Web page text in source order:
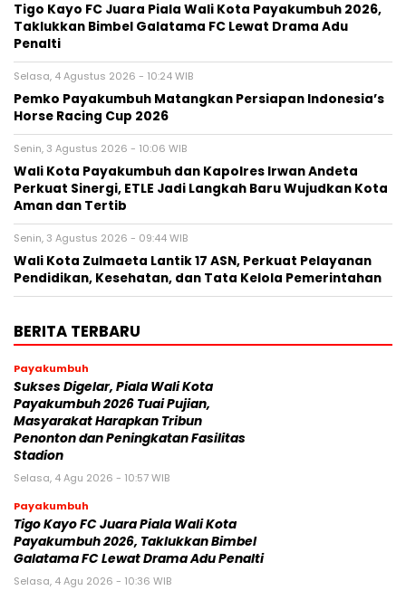
Tigo Kayo FC Juara Piala Wali Kota Payakumbuh 2026,
Taklukkan Bimbel Galatama FC Lewat Drama Adu
Penalti
Selasa, 4 Agustus 2026 - 10:24 WIB
Pemko Payakumbuh Matangkan Persiapan Indonesia’s
Horse Racing Cup 2026
Senin, 3 Agustus 2026 - 10:06 WIB
Wali Kota Payakumbuh dan Kapolres Irwan Andeta
Perkuat Sinergi, ETLE Jadi Langkah Baru Wujudkan Kota
Aman dan Tertib
Senin, 3 Agustus 2026 - 09:44 WIB
Wali Kota Zulmaeta Lantik 17 ASN, Perkuat Pelayanan
Pendidikan, Kesehatan, dan Tata Kelola Pemerintahan
BERITA TERBARU
Payakumbuh
Sukses Digelar, Piala Wali Kota
Payakumbuh 2026 Tuai Pujian,
Masyarakat Harapkan Tribun
Penonton dan Peningkatan Fasilitas
Stadion
Selasa, 4 Agu 2026 - 10:57 WIB
Payakumbuh
Tigo Kayo FC Juara Piala Wali Kota
Payakumbuh 2026, Taklukkan Bimbel
Galatama FC Lewat Drama Adu Penalti
Selasa, 4 Agu 2026 - 10:36 WIB